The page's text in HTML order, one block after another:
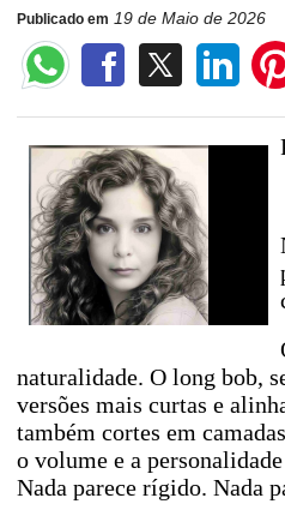
Publicado em 19 de Maio de 2026
naturalidade. O long bob,
versões mais curtas e
também cortes em
o volume e a
Nada parece rígido. Nada